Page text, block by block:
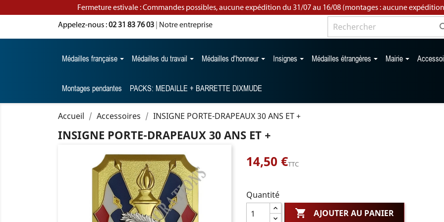
Fermeture estivale : Commandes possibles, aucune expédition du 31/07 au 16/08 (montages : aucune
Appelez-nous :02 31 83 76 03 | Notre entreprise
Médailles française Médailles du travail Médailles d'honneur Insignes Médailles étrangères Mairie
Montages pendantes PACKS: MEDAILLE + BARRETTE DIXMUDE
Accueil Accessoires INSIGNE PORTE-DRAPEAUX 30 ANS ET +
INSIGNE PORTE-DRAPEAUX 30 ANS ET +
14,50 €TTC
Quantité
 AJOUTER AU PANIER